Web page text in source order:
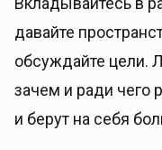
давайте
обсуждайте цели.
зачем и ради чего
и берут на себя